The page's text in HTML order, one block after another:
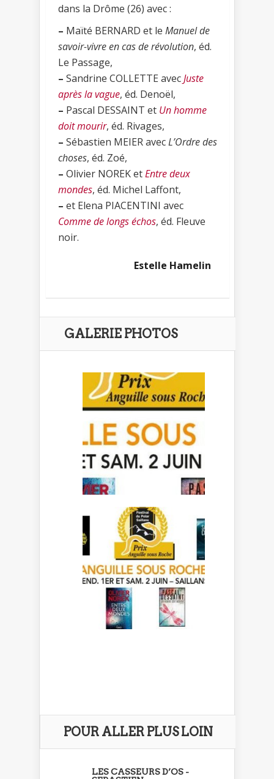
dans la Drôme (26) avec :
– Maïté BERNARD et le Manuel de
savoir-vivre en cas de révolution, éd.
Le Passage,
– Sandrine COLLETTE avecJuste
après la vague, éd. Denoël,
– Pascal DESSAINT et Un homme
doit mourir, éd. Rivages,
– Sébastien MEIER avecL’Ordre des
choses, éd. Zoé,
– Olivier NOREK etEntre deux
mondes, éd. Michel Laffont,
– et Elena PIACENTINI avec
Comme de longs échos, éd. Fleuve
noir.
Estelle Hamelin
GALERIE PHOTOS
POUR ALLER PLUS LOIN
LES CASSEURS D’OS -